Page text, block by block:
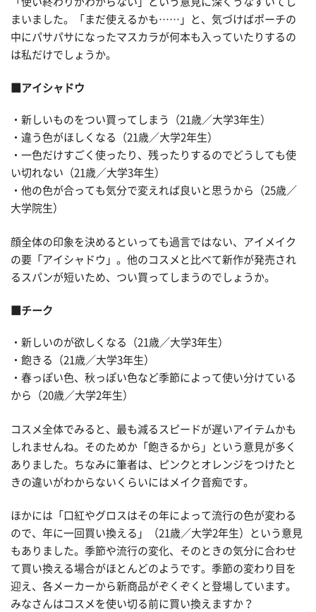
まいました。「まだ使えるかも……」と、気づけばポーチの
中にパサパサになったマスカラが何本も入っていたりするの
は私だけでしょうか。
■アイシャドウ
・新しいものをつい買ってしまう（21歳／大学3年生）
・違う色がほしくなる（21歳／大学2年生）
・一色だけすごく使ったり、残ったりするのでどうしても使
い切れない（21歳／大学3年生）
・他の色が合っても気分で変えれば良いと思うから（25歳／
大学院生）
顔全体の印象を決めるといっても過言ではない、アイメイク
の要「アイシャドウ」。他のコスメと比べて新作が発売され
るスパンが短いため、つい買ってしまうのでしょうか。
■チーク
・新しいのが欲しくなる（21歳／大学3年生）
・飽きる（21歳／大学3年生）
・春っぽい色、秋っぽい色など季節によって使い分けている
から（20歳／大学2年生）
コスメ全体でみると、最も減るスピードが遅いアイテムかも
しれませんね。そのためか「飽きるから」という意見が多く
ありました。ちなみに筆者は、ピンクとオレンジをつけたと
きの違いがわからないくらいにはメイク音痴です。
ほかには「口紅やグロスはその年によって流行の色が変わる
ので、年に一回買い換える」（21歳／大学2年生）という意見
もありました。季節や流行の変化、そのときの気分に合わせ
て買い換える場合がほとんどのようです。季節の変わり目を
迎え、各メーカーから新商品がぞくぞくと登場しています。
みなさんはコスメを使い切る前に買い換えますか？